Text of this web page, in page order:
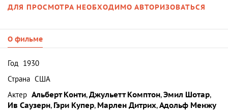
ДЛЯ ПРОСМОТРА НЕОБХОДИМО АВТОРИЗОВАТЬСЯ
О фильме
Год 1930
Страна США
Актер Альберт Конти,Джульетт Комптон,Эмил Шотар,
Ив Саузерн, Гэри Купер, Марлен Дитрих,Адольф Менжу